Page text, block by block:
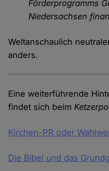
Förderprogramms
Niedersachsen
Weltanschaulich
anders.
Eine weiterführende
findet sich beim
Kirchen-PR oder
Die Bibel und das